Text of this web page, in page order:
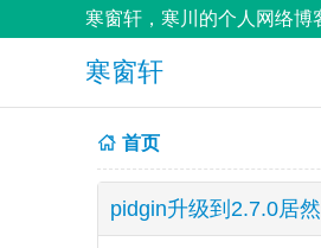
寒窗轩，寒川的个人网络博
寒窗轩
首页
pidgin升级到2.7.0居